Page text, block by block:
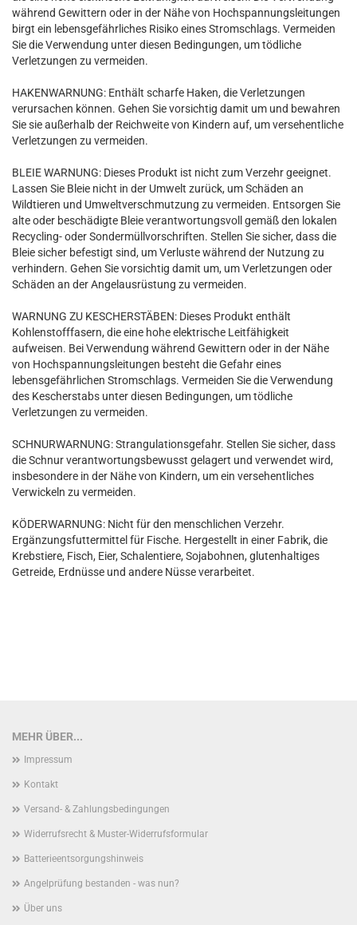
während Gewittern oder in der Nähe von Hochspannungsleitungen
birgt ein lebensgefährliches Risiko eines Stromschlags. Vermeiden
Sie die Verwendung unter diesen Bedingungen, um tödliche
Verletzungen zu vermeiden.
HAKENWARNUNG: Enthält scharfe Haken, die Verletzungen
verursachen können. Gehen Sie vorsichtig damit um und bewahren
Sie sie außerhalb der Reichweite von Kindern auf, um versehentliche
Verletzungen zu vermeiden.
BLEIE WARNUNG: Dieses Produkt ist nicht zum Verzehr geeignet.
Lassen Sie Bleie nicht in der Umwelt zurück, um Schäden an
Wildtieren und Umweltverschmutzung zu vermeiden. Entsorgen Sie
alte oder beschädigte Bleie verantwortungsvoll gemäß den lokalen
Recycling- oder Sondermüllvorschriften. Stellen Sie sicher, dass die
Bleie sicher befestigt sind, um Verluste während der Nutzung zu
verhindern. Gehen Sie vorsichtig damit um, um Verletzungen oder
Schäden an der Angelausrüstung zu vermeiden.
WARNUNG ZU KESCHERSTÄBEN: Dieses Produkt enthält
Kohlenstofffasern, die eine hohe elektrische Leitfähigkeit
aufweisen. Bei Verwendung während Gewittern oder in der Nähe
von Hochspannungsleitungen besteht die Gefahr eines
lebensgefährlichen Stromschlags. Vermeiden Sie die Verwendung
des Kescherstabs unter diesen Bedingungen, um tödliche
Verletzungen zu vermeiden.
SCHNURWARNUNG: Strangulationsgefahr. Stellen Sie sicher, dass
die Schnur verantwortungsbewusst gelagert und verwendet wird,
insbesondere in der Nähe von Kindern, um ein versehentliches
Verwickeln zu vermeiden.
KÖDERWARNUNG: Nicht für den menschlichen Verzehr.
Ergänzungsfuttermittel für Fische. Hergestellt in einer Fabrik, die
Krebstiere, Fisch, Eier, Schalentiere, Sojabohnen, glutenhaltiges
Getreide, Erdnüsse und andere Nüsse verarbeitet.
MEHR ÜBER...
Impressum
Kontakt
Versand- & Zahlungsbedingungen
Widerrufsrecht & Muster-Widerrufsformular
Batterieentsorgungshinweis
Angelprüfung bestanden - was nun?
Über uns